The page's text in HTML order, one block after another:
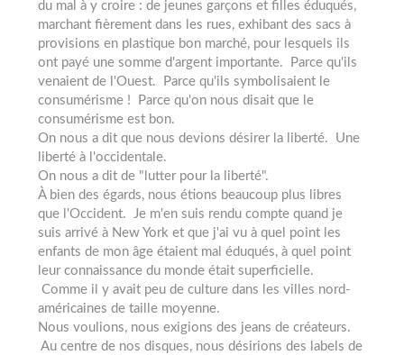
du mal à y croire : de jeunes garçons et filles éduqués,
marchant fièrement dans les rues, exhibant des sacs à
provisions en plastique bon marché, pour lesquels ils
ont payé une somme d'argent importante. Parce qu'ils
venaient de l'Ouest. Parce qu'ils symbolisaient le
consumérisme ! Parce qu'on nous disait que le
consumérisme est bon.
On nous a dit que nous devions désirer la liberté. Une
liberté à l'occidentale.
On nous a dit de "lutter pour la liberté".
À bien des égards, nous étions beaucoup plus libres
que l'Occident. Je m'en suis rendu compte quand je
suis arrivé à New York et que j'ai vu à quel point les
enfants de mon âge étaient mal éduqués, à quel point
leur connaissance du monde était superficielle.
Comme il y avait peu de culture dans les villes nord-
américaines de taille moyenne.
Nous voulions, nous exigions des jeans de créateurs.
Au centre de nos disques, nous désirions des labels de